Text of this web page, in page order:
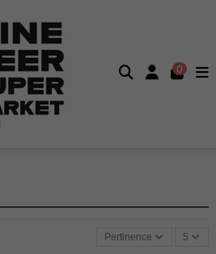
0
Pertinence 5